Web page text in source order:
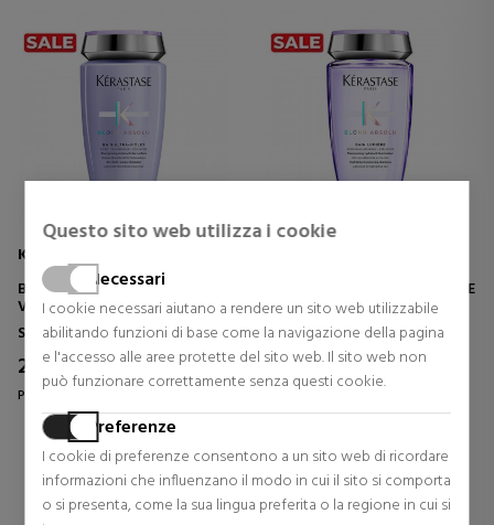
Questo sito web utilizza i cookie
Necessari
I cookie necessari aiutano a rendere un sito web utilizzabile
abilitando funzioni di base come la navigazione della pagina
e l'accesso alle aree protette del sito web. Il sito web non
può funzionare correttamente senza questi cookie.
Preferenze
I cookie di preferenze consentono a un sito web di ricordare
informazioni che influenzano il modo in cui il sito si comporta
o si presenta, come la sua lingua preferita o la regione in cui si
KÉRASTASE
BLOND ABSOLU BAIN ULTRA-
VIOLET CHAMPÚ ANTI-
AMARILLO PARA CABELLOS
RUBIOS O GRIS
Shampoo Professionali
27,24 € 30% Sconto
Prezzo originale 38,98 €
0 riesami
BLOND ABSOLU BAIN LUMIÈRE
SHAMPOO
Shampoo Professionali
26,28 € 33% Sconto
Prezzo originale 38,98 €